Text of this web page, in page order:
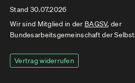
Stand 30.07.2026
Wir sind Mitglied in der BAGSV, der
Bundesarbeitsgemeinschaft der
Vertrag widerrufen